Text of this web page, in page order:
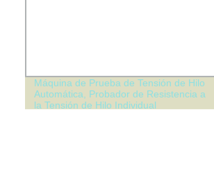
Máquina de Prueba de Tensión de Hilo
Automática, Probador de Resistencia a
la Tensión de Hilo Individual